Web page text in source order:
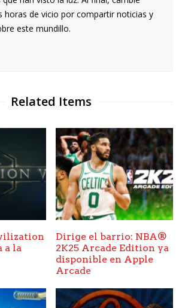
horas de vicio por compartir noticias y
este mundillo.
Related Items
a la
Dirige el barrio: NBA®
2K25 Arcade Edition ya
disponible en Apple
Arcade